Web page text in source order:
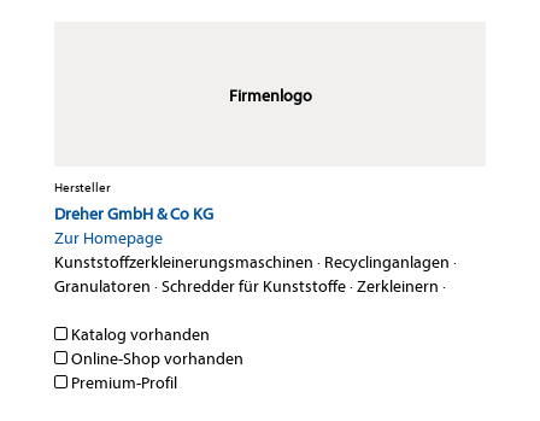
Firmenlogo
Hersteller
Dreher GmbH & Co KG
Zur Homepage
Kunststoffzerkleinerungsmaschinen · Recyclinganlagen ·
Granulatoren ·Schredder für Kunststoffe·Zerkleinern ·
Katalog vorhanden
Online-Shop vorhanden
Premium-Profil